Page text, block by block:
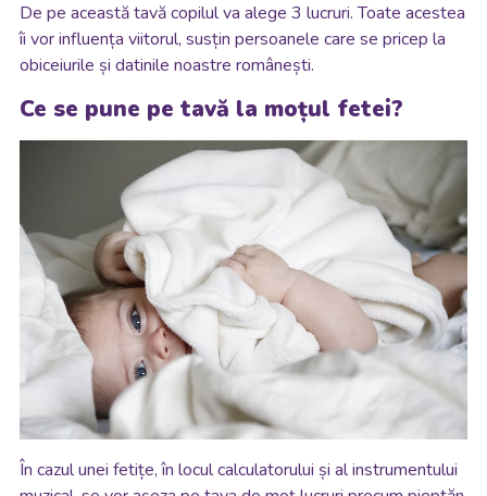
De pe această tavă copilul va alege 3 lucruri. Toate acestea
îi vor influența viitorul, susțin persoanele care se pricep la
obiceiurile și datinile noastre românești.
Ce se pune pe tavă la moțul fetei?
În cazul unei fetițe, în locul calculatorului și al instrumentului